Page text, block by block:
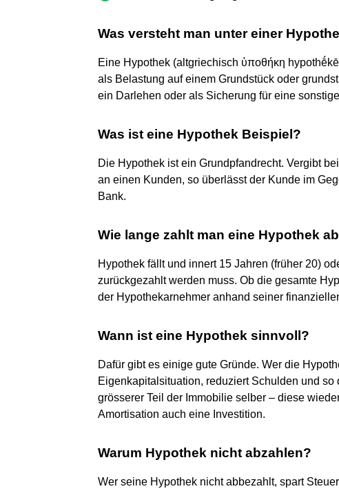
Was versteht man unter einer
Eine Hypothek (altgriechisch ὑποθήκη
als Belastung auf einem Grundstück oder
ein Darlehen oder als Sicherung für eine
Was ist eine Hypothek Beispiel?
Die Hypothek ist ein Grundpfandrecht. Vergibt
an einen Kunden, so überlässt der Kunde im
Bank.
Wie lange zahlt man eine Hypothek
Hypothek fällt und innert 15 Jahren (früher 20)
zurückgezahlt werden muss. Ob die gesamte
der Hypothekarnehmer anhand seiner
Wann ist eine Hypothek sinnvoll?
Dafür gibt es einige gute Gründe. Wer die
Eigenkapitalsituation, reduziert Schulden und
grösserer Teil der Immobilie selber – diese
Amortisation auch eine Investition.
Warum Hypothek nicht abzahlen?
Wer seine Hypothek nicht abbezahlt, spart